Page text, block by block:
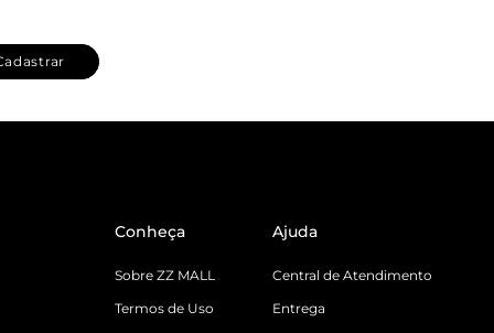
Conheça
Sobre ZZ MALL
Termos de Uso
Ajuda
Central de Atendimento
Entrega